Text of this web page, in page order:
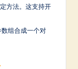
方法。这支持开
组合成一个对